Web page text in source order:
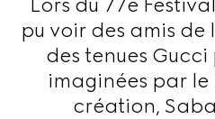
Lors du 77e
pu voir des amis
des tenues
imaginées par
création,